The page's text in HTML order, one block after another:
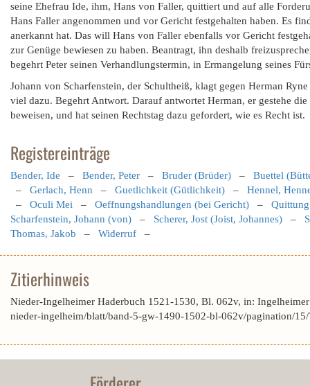
seine Ehefrau Ide, ihm, Hans von Faller, quittiert und auf alle
Hans Faller angenommen und vor Gericht festgehalten haben. Es
anerkannt hat. Das will Hans von Faller ebenfalls vor Gericht
zur Genüge bewiesen zu haben. Beantragt, ihn deshalb
begehrt Peter seinen Verhandlungstermin, in Ermangelung seines
Johann von Scharfenstein, der Schultheiß, klagt gegen Herman
viel dazu. Begehrt Antwort. Darauf antwortet Herman, er gestehe
beweisen, und hat seinen Rechtstag dazu gefordert, wie es Recht ist.
Registereinträge
Bender, Ide – Bender, Peter – Bruder (Brüder) – Buettel
– Gerlach, Henn – Guetlichkeit (Gütlichkeit) – Hennel,
– Oculi Mei – Oeffnungshandlungen (bei Gericht) –
Scharfenstein, Johann (von) – Scherer, Jost (Joist, Johannes) –
Thomas, Jakob – Widerruf –
Zitierhinweis
Nieder-Ingelheimer Haderbuch 1521-1530, Bl. 062v, in:
nieder-ingelheim/blatt/band-5-gw-1490-1502-bl-062v/pagination/